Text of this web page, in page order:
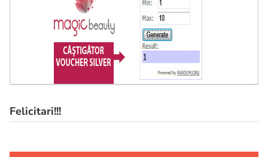
Felicitari!!!